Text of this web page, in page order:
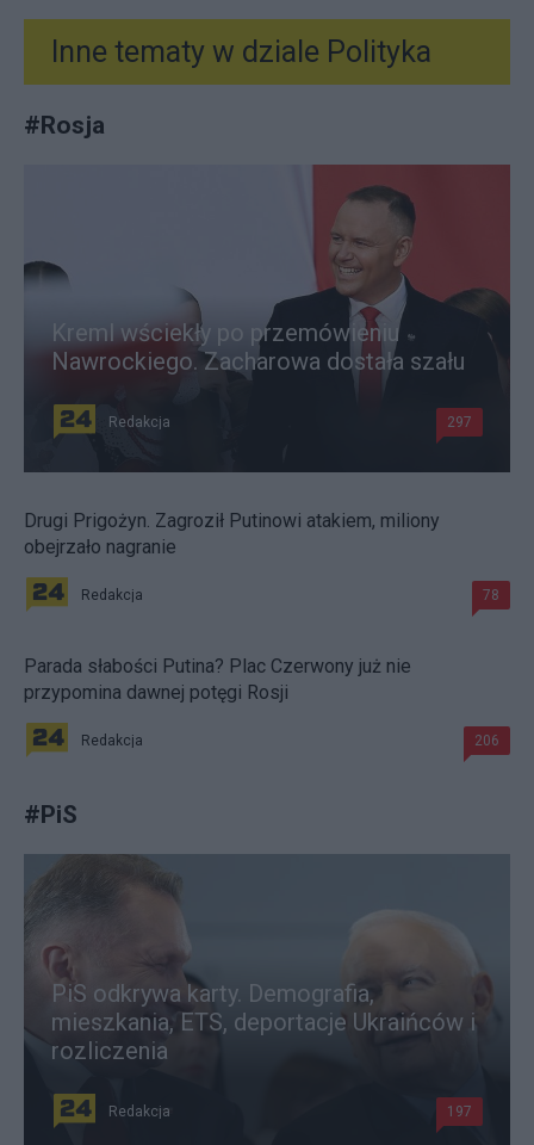
Inne tematy w dziale Polityka
#Rosja
Kreml wściekły po przemówieniu
Nawrockiego. Zacharowa dostała szału
Redakcja 297
Drugi Prigożyn. Zagroził Putinowi atakiem, miliony
obejrzało nagranie
Redakcja 78
Parada słabości Putina? Plac Czerwony już nie
przypomina dawnej potęgi Rosji
Redakcja 206
#PiS
PiS odkrywa karty. Demografia,
mieszkania, ETS, deportacje Ukraińców i
rozliczenia
Redakcja 197